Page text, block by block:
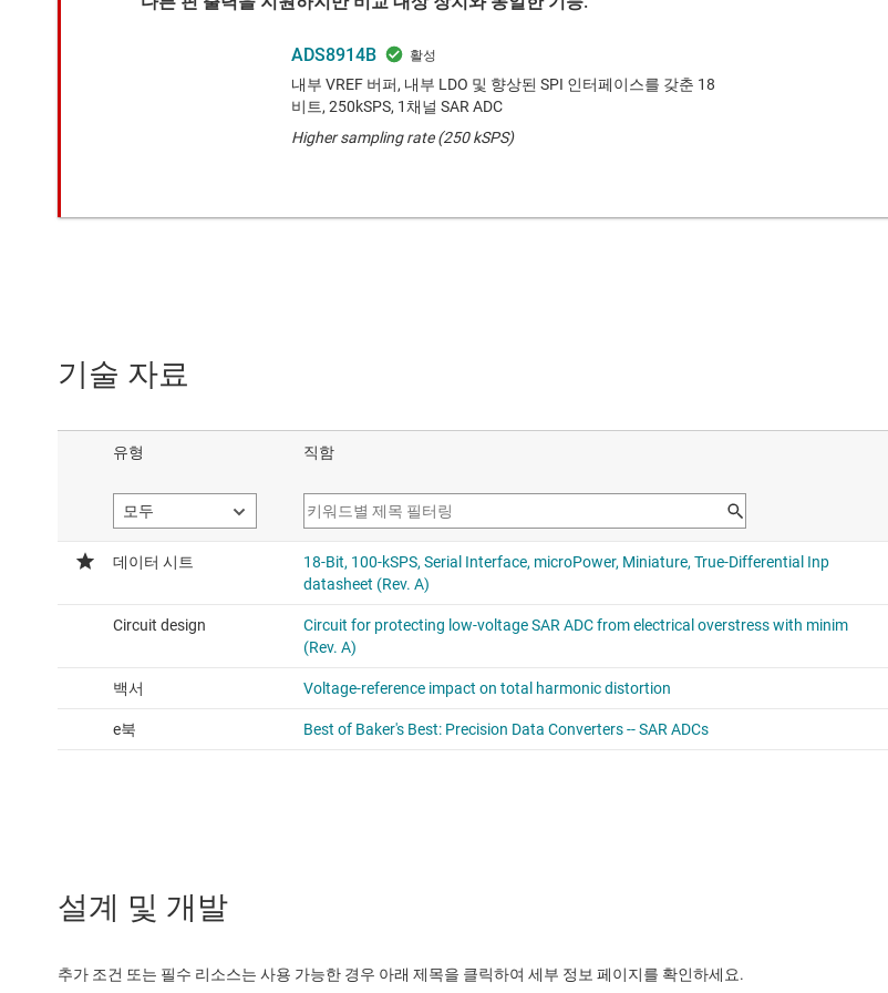
ADS8914B
내부 VREF 버퍼, 내부 LDO 및 향상된 SPI 인터페이스를 갖춘 18
비트, 250kSPS, 1채널 SAR ADC
Higher sampling rate (250 kSPS)
기술 자료
설계 및 개발
추가 조건 또는 필수 리소스는 사용 가능한 경우 아래 제목을 클릭하여 세부 정보 페이지를 확인하세요.